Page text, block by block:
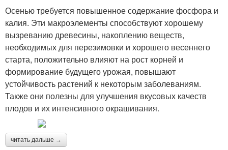
Осенью требуется повышенное содержание фосфора и
калия. Эти макроэлементы способствуют хорошему
вызреванию древесины, накоплению веществ,
необходимых для перезимовки и хорошего весеннего
старта, положительно влияют на рост корней и
формирование будущего урожая, повышают
устойчивость растений к некоторым заболеваниям.
Также они полезны для улучшения вкусовых качеств
плодов и их интенсивного окрашивания.
читать дальше →